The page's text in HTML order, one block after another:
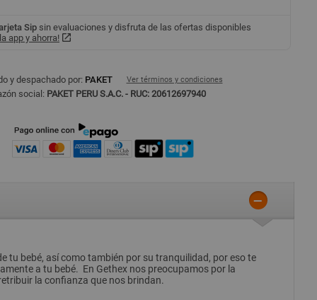
Sip sin evaluaciones y disfruta de las ofertas disponibles
app y ahorra!
y despachado por: PAKET Ver términos y condiciones
social: PAKET PERU S.A.C. - RUC: 20612697940
tu bebé, así como también por su tranquilidad, por eso te
a tu bebé. En Gethex nos preocupamos por la
la confianza que nos brindan.